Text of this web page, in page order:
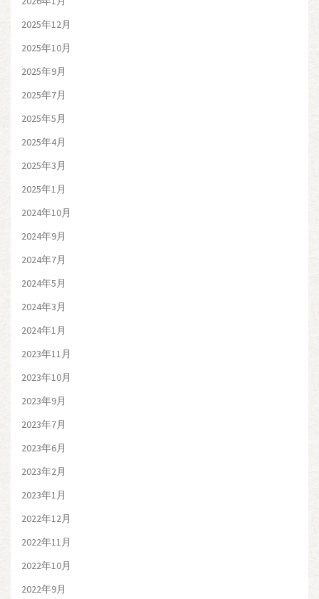
2025年12月
2025年10月
2025年9月
2025年7月
2025年5月
2025年4月
2025年3月
2025年1月
2024年10月
2024年9月
2024年7月
2024年5月
2024年3月
2024年1月
2023年11月
2023年10月
2023年9月
2023年7月
2023年6月
2023年2月
2023年1月
2022年12月
2022年11月
2022年10月
2022年9月